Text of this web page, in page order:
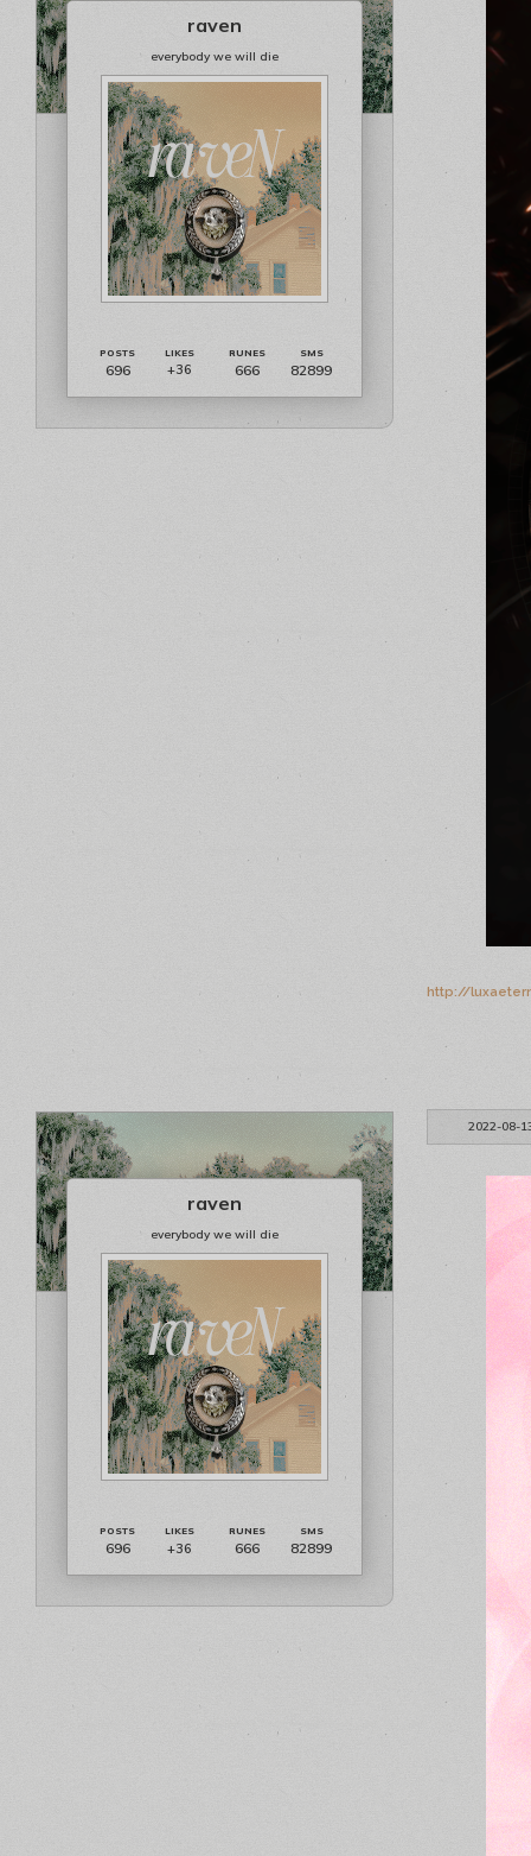
raven
everybody we will die
696 +36 666 82899
http://
2022-08-
raven
everybody we will die
696 +36 666 82899